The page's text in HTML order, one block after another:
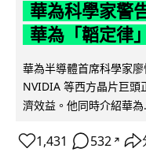
華為科學家警
華為「韜定律
華為半導體首席科學家
NVIDIA 等西方晶片巨頭
濟效益。他同時介紹華為
1,431 532 ↗